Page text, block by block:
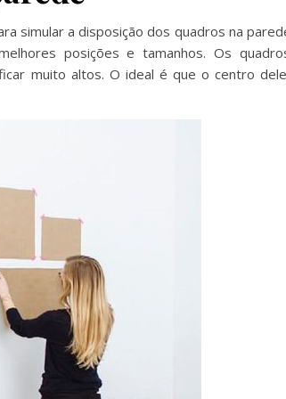
simular a disposição dos quadros na
posições e tamanhos. Os
muito altos. O ideal é que o centro